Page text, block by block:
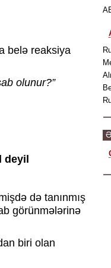
belə reaksiya
olunur?”
deyil
də tanınmış
görünmələrinə
biri olan